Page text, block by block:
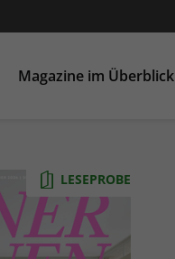
Magazine im Überblick
LESEPROBE